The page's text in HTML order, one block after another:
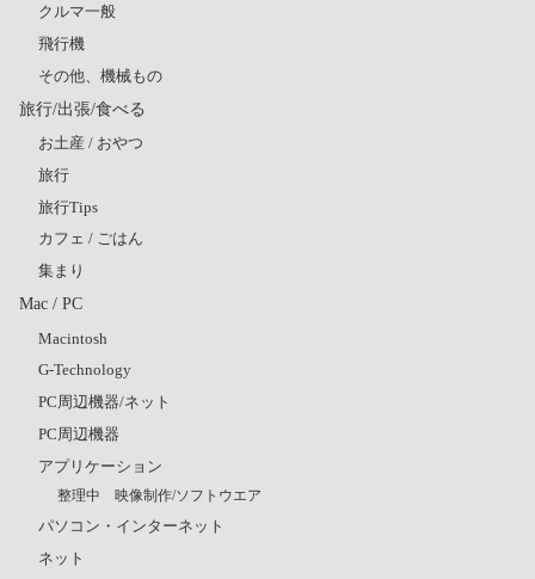
クルマ一般
飛行機
その他、機械もの
旅行/出張/食べる
お土産 / おやつ
旅行
旅行Tips
カフェ / ごはん
集まり
Mac / PC
Macintosh
G-Technology
PC周辺機器/ネット
PC周辺機器
アプリケーション
整理中 映像制作/ソフトウエア
パソコン・インターネット
ネット